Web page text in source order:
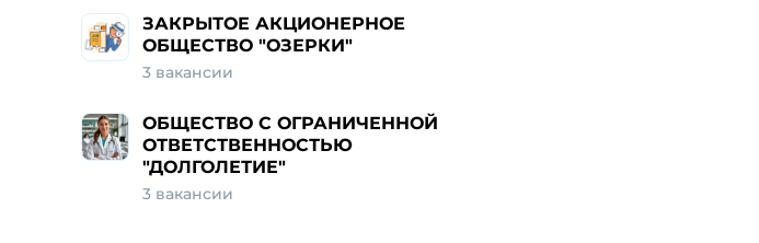
ЗАКРЫТОЕ АКЦИОНЕРНОЕ
ОБЩЕСТВО "ОЗЕРКИ"
3 вакансии
ОБЩЕСТВО С ОГРАНИЧЕННОЙ
ОТВЕТСТВЕННОСТЬЮ
"ДОЛГОЛЕТИЕ"
3 вакансии